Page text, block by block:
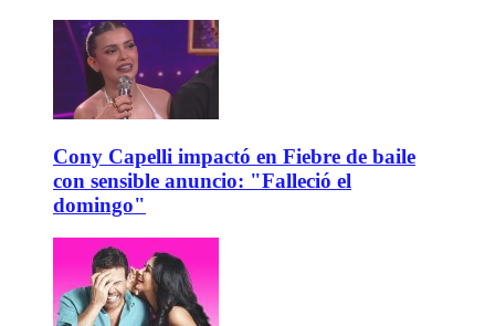
Cony Capelli impactó en Fiebre de baile
con sensible anuncio: "Falleció el
domingo"